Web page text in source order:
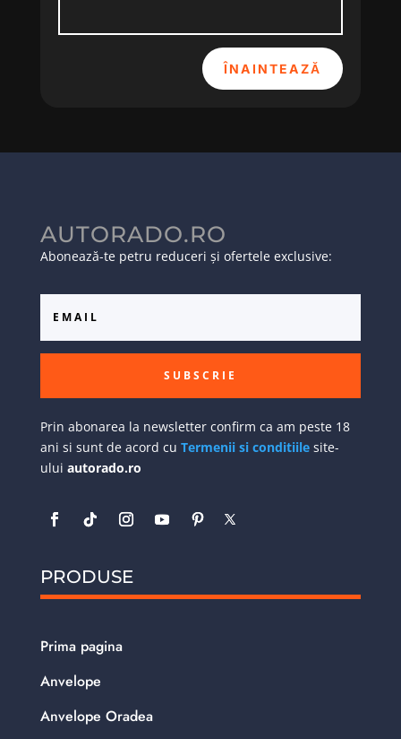
ÎNAINTEAZĂ
AUTORADO.RO
Abonează-te petru reduceri și ofertele exclusive:
SUBSCRIE
Prin abonarea la newsletter confirm ca am peste 18
ani si sunt de acord cu Termenii si conditiilesite-
ului autorado.ro
PRODUSE
Prima pagina
Anvelope
Anvelope Oradea